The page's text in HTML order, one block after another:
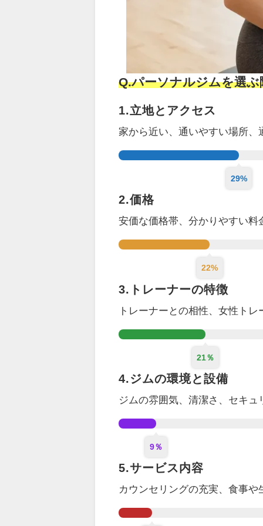
Q.パーソナルジムを選
1.立地とアクセス
家から近い、通いやすい場所、
29%
2.価格
安価な価格帯、分かりやすい料
22%
3.トレーナーの特徴
トレーナーとの相性、女性ト
21％
4.ジムの環境と設備
ジムの雰囲気、清潔さ、セキュ
9％
5.サービス内容
カウンセリングの充実 、食事や